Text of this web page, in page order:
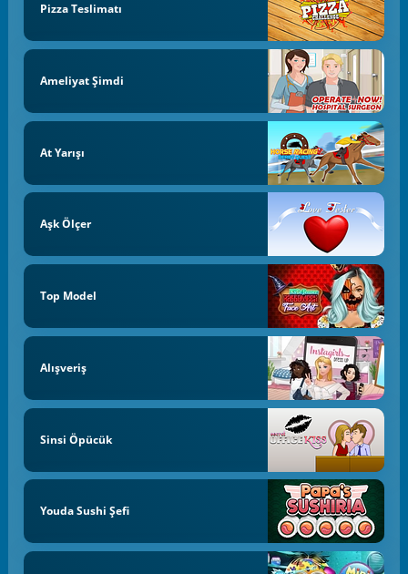
Pizza Teslimatı
Ameliyat Şimdi
At Yarışı
Aşk Ölçer
Top Model
Alışveriş
Sinsi Öpücük
Youda Sushi Şefi